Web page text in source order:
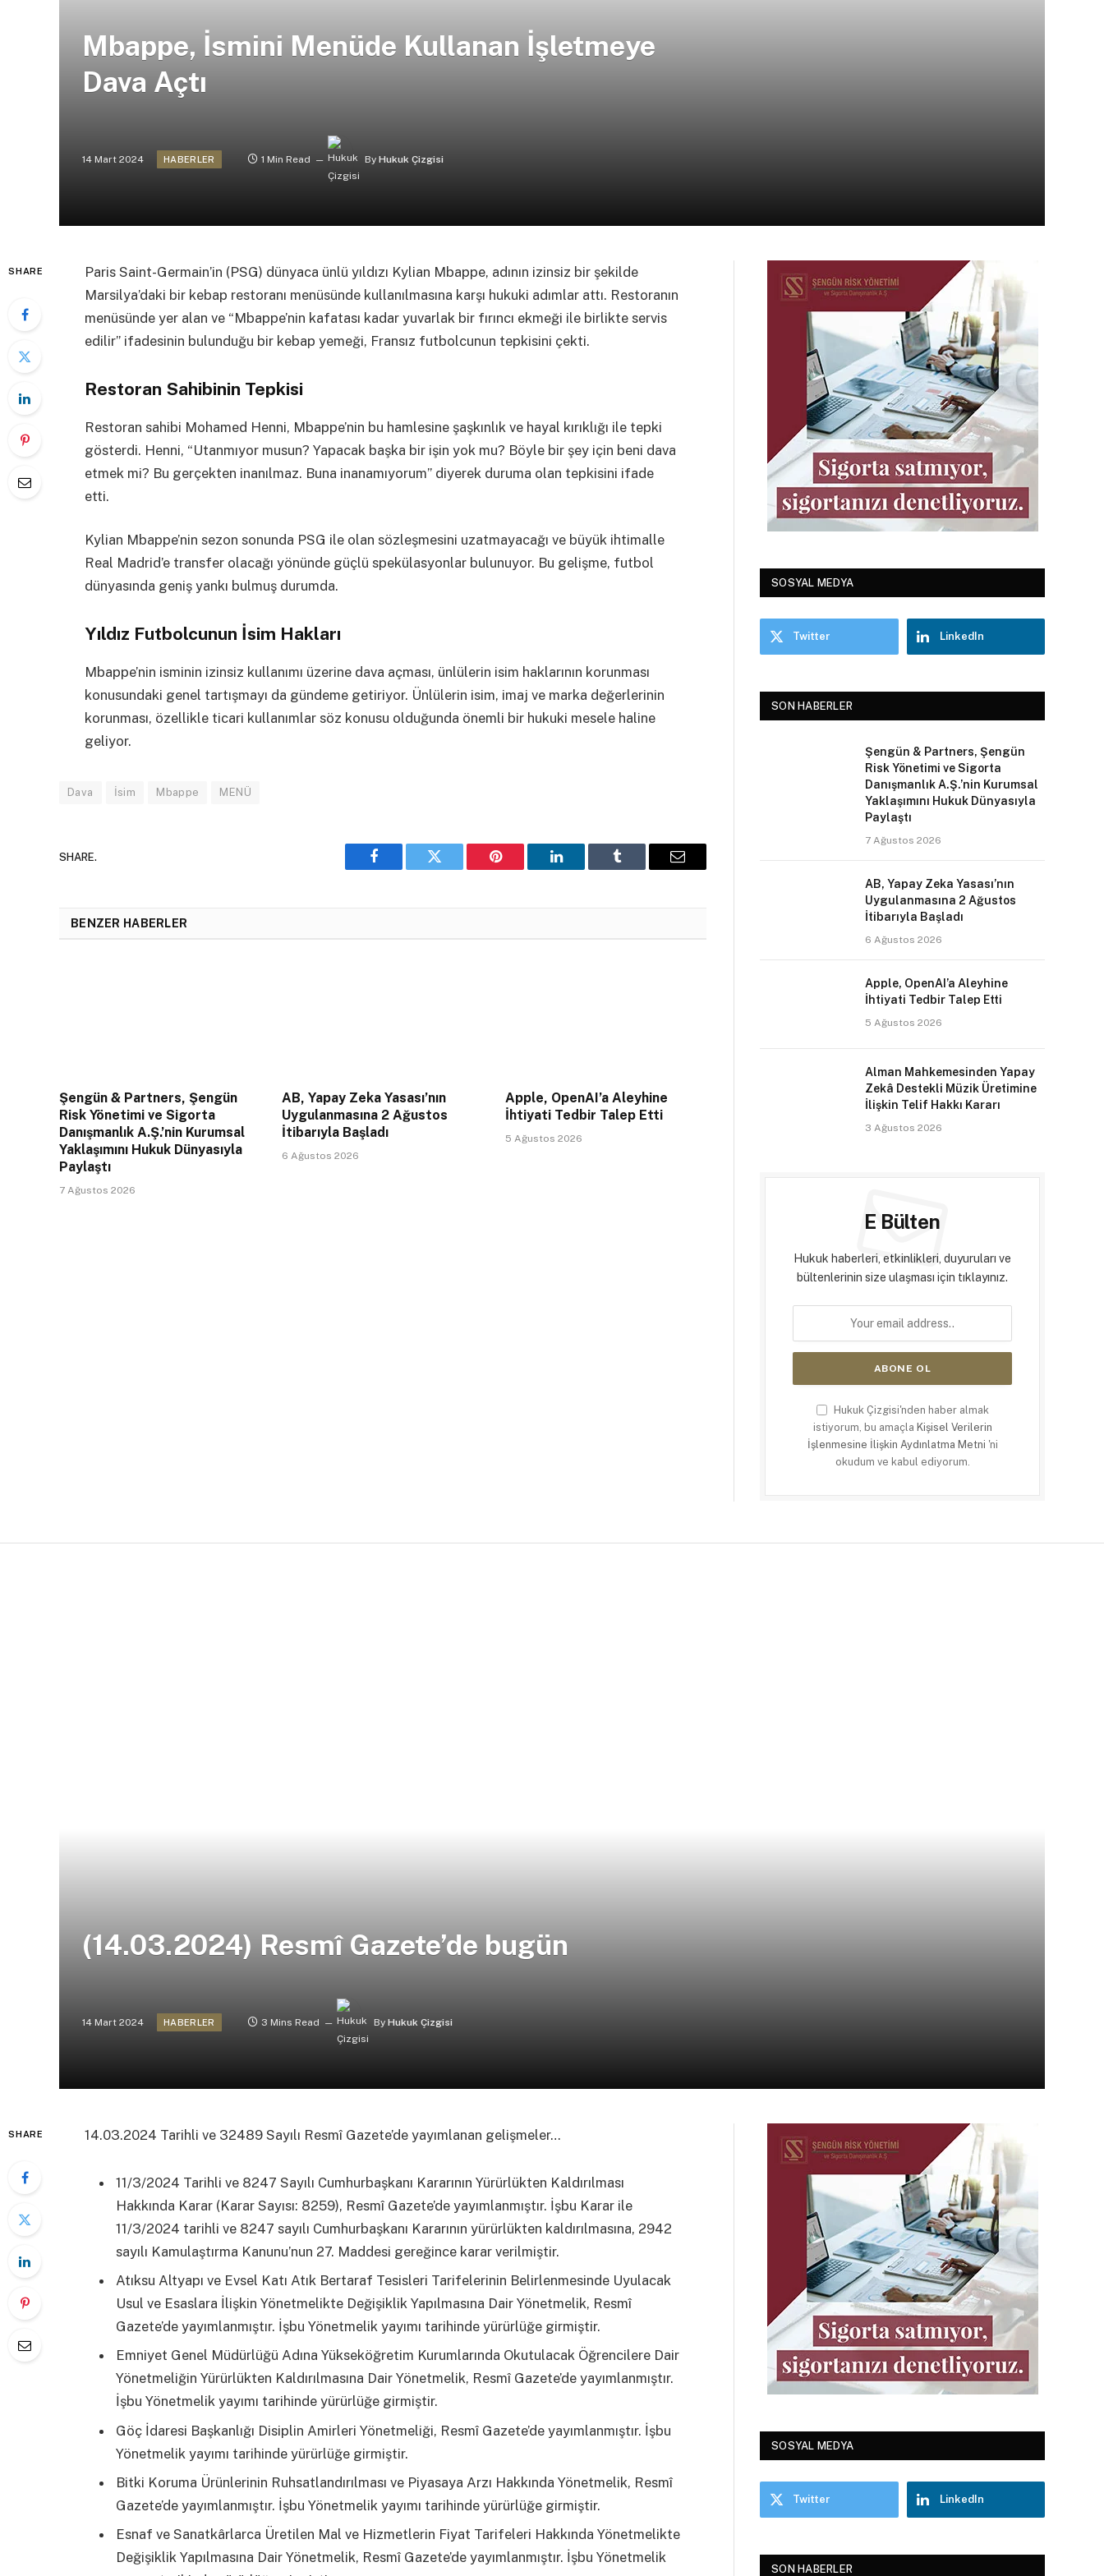
Mbappe, İsmini Menüde Kullanan İşletmeye
Dava Açtı
14 Mart 2024 HABERLER 1 Min Read By Hukuk Çizgisi
SHARE
Paris Saint-Germain’in (PSG) dünyaca ünlü yıldızı Kylian Mbappe, adının izinsiz bir şekilde
Marsilya’daki bir kebap restoranı menüsünde kullanılmasına karşı hukuki adımlar attı. Restoranın
menüsünde yer alan ve “Mbappe’nin kafatası kadar yuvarlak bir fırıncı ekmeği ile birlikte servis
edilir” ifadesinin bulunduğu bir kebap yemeği, Fransız futbolcunun tepkisini çekti.
Restoran Sahibinin Tepkisi
Restoran sahibi Mohamed Henni, Mbappe’nin bu hamlesine şaşkınlık ve hayal kırıklığı ile tepki
gösterdi. Henni, “Utanmıyor musun? Yapacak başka bir işin yok mu? Böyle bir şey için beni dava
etmek mi? Bu gerçekten inanılmaz. Buna inanamıyorum” diyerek duruma olan tepkisini ifade
etti.
Kylian Mbappe’nin sezon sonunda PSG ile olan sözleşmesini uzatmayacağı ve büyük ihtimalle
Real Madrid’e transfer olacağı yönünde güçlü spekülasyonlar bulunuyor. Bu gelişme, futbol
dünyasında geniş yankı bulmuş durumda.
Yıldız Futbolcunun İsim Hakları
Mbappe’nin isminin izinsiz kullanımı üzerine dava açması, ünlülerin isim haklarının korunması
konusundaki genel tartışmayı da gündeme getiriyor. Ünlülerin isim, imaj ve marka değerlerinin
korunması, özellikle ticari kullanımlar söz konusu olduğunda önemli bir hukuki mesele haline
geliyor.
Dava İsim Mbappe MENÜ
SHARE.
Facebook Twitter Pinterest LinkedIn Tumblr Email
BENZER HABERLER
Şengün & Partners, Şengün
Risk Yönetimi ve Sigorta
Danışmanlık A.Ş.’nin Kurumsal
Yaklaşımını Hukuk Dünyasıyla
Paylaştı
7 Ağustos 2026
AB, Yapay Zeka Yasası’nın
Uygulanmasına 2 Ağustos
İtibarıyla Başladı
6 Ağustos 2026
Apple, OpenAI’a Aleyhine
İhtiyati Tedbir Talep Etti
5 Ağustos 2026
SOSYAL MEDYA
Twitter LinkedIn
SON HABERLER
Şengün & Partners, Şengün
Risk Yönetimi ve Sigorta
Danışmanlık A.Ş.’nin Kurumsal
Yaklaşımını Hukuk Dünyasıyla
Paylaştı
7 Ağustos 2026
AB, Yapay Zeka Yasası’nın
Uygulanmasına 2 Ağustos
İtibarıyla Başladı
6 Ağustos 2026
Apple, OpenAI’a Aleyhine
İhtiyati Tedbir Talep Etti
5 Ağustos 2026
Alman Mahkemesinden Yapay
Zekâ Destekli Müzik Üretimine
İlişkin Telif Hakkı Kararı
3 Ağustos 2026
E Bülten
Hukuk haberleri, etkinlikleri, duyuruları ve
bültenlerinin size ulaşması için tıklayınız.
Hukuk Çizgisi'nden haber almak
istiyorum, bu amaçla Kişisel Verilerin
İşlenmesine İlişkin Aydınlatma Metni 'ni
okudum ve kabul ediyorum.
(14.03.2024) Resmî Gazete’de bugün
14 Mart 2024 HABERLER 3 Mins Read By Hukuk Çizgisi
SHARE 14.03.2024 Tarihli ve 32489 Sayılı Resmî Gazete’de yayımlanan gelişmeler…
11/3/2024 Tarihli ve 8247 Sayılı Cumhurbaşkanı Kararının Yürürlükten Kaldırılması
Hakkında Karar (Karar Sayısı: 8259), Resmî Gazete’de yayımlanmıştır. İşbu Karar ile
11/3/2024 tarihli ve 8247 sayılı Cumhurbaşkanı Kararının yürürlükten kaldırılmasına, 2942
sayılı Kamulaştırma Kanunu’nun 27. Maddesi gereğince karar verilmiştir.
Atıksu Altyapı ve Evsel Katı Atık Bertaraf Tesisleri Tarifelerinin Belirlenmesinde Uyulacak
Usul ve Esaslara İlişkin Yönetmelikte Değişiklik Yapılmasına Dair Yönetmelik, Resmî
Gazete’de yayımlanmıştır. İşbu Yönetmelik yayımı tarihinde yürürlüğe girmiştir.
Emniyet Genel Müdürlüğü Adına Yükseköğretim Kurumlarında Okutulacak Öğrencilere Dair
Yönetmeliğin Yürürlükten Kaldırılmasına Dair Yönetmelik, Resmî Gazete’de yayımlanmıştır.
İşbu Yönetmelik yayımı tarihinde yürürlüğe girmiştir.
Göç İdaresi Başkanlığı Disiplin Amirleri Yönetmeliği, Resmî Gazete’de yayımlanmıştır. İşbu
Yönetmelik yayımı tarihinde yürürlüğe girmiştir.
Bitki Koruma Ürünlerinin Ruhsatlandırılması ve Piyasaya Arzı Hakkında Yönetmelik, Resmî
Gazete’de yayımlanmıştır. İşbu Yönetmelik yayımı tarihinde yürürlüğe girmiştir.
Esnaf ve Sanatkârlarca Üretilen Mal ve Hizmetlerin Fiyat Tarifeleri Hakkında Yönetmelikte
Değişiklik Yapılmasına Dair Yönetmelik, Resmî Gazete’de yayımlanmıştır. İşbu Yönetmelik
SOSYAL MEDYA
Twitter LinkedIn
SON HABERLER